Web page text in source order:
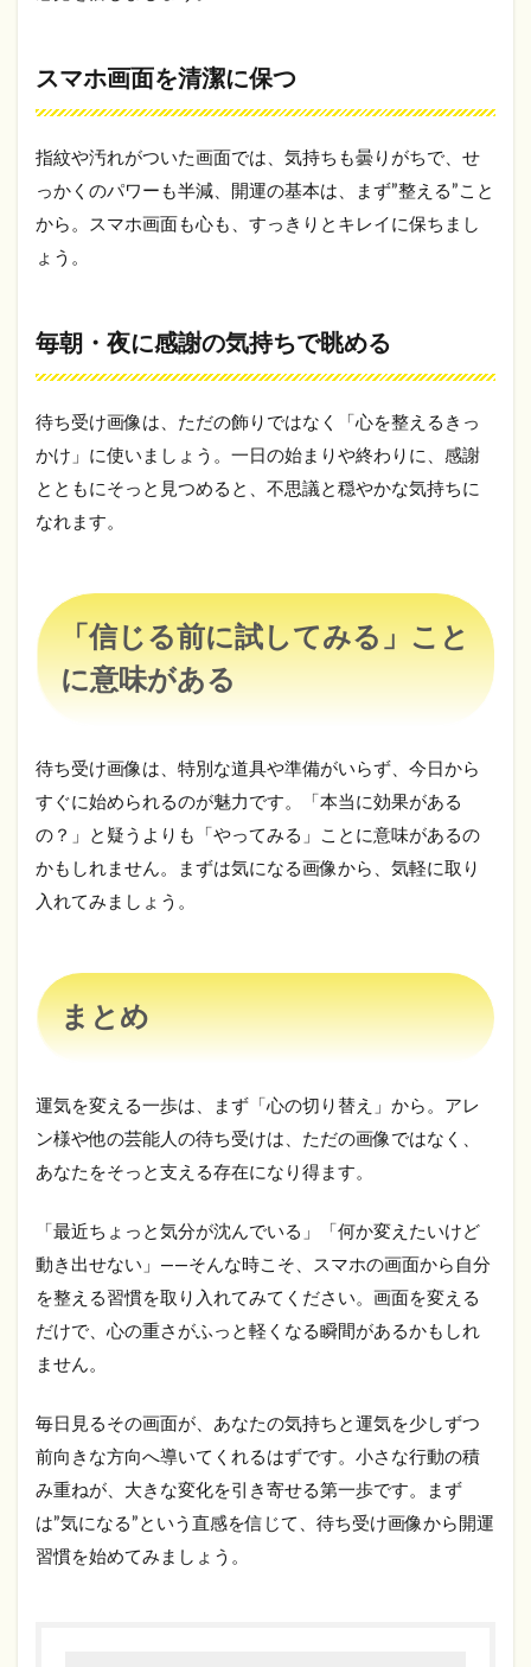
スマホ画面を清潔に保つ
指紋や汚れがついた画面では、気持ちも曇りがちで、せ
っかくのパワーも半減、開運の基本は、まず”整える”こと
から。スマホ画面も心も、すっきりとキレイに保ちまし
ょう。
毎朝・夜に感謝の気持ちで眺める
待ち受け画像は、ただの飾りではなく「心を整えるきっ
かけ」に使いましょう。一日の始まりや終わりに、感謝
とともにそっと見つめると、不思議と穏やかな気持ちに
なれます。
「信じる前に試してみる」こと
に意味がある
待ち受け画像は、特別な道具や準備がいらず、今日から
すぐに始められるのが魅力です。「本当に効果がある
の？」と疑うよりも「やってみる」ことに意味があるの
かもしれません。まずは気になる画像から、気軽に取り
入れてみましょう。
まとめ
運気を変える一歩は、まず「心の切り替え」から。アレ
ン様や他の芸能人の待ち受けは、ただの画像ではなく、
あなたをそっと支える存在になり得ます。
「最近ちょっと気分が沈んでいる」「何か変えたいけど
動き出せない」――そんな時こそ、スマホの画面から自分
を整える習慣を取り入れてみてください。画面を変える
だけで、心の重さがふっと軽くなる瞬間があるかもしれ
ません。
毎日見るその画面が、あなたの気持ちと運気を少しずつ
前向きな方向へ導いてくれるはずです。小さな行動の積
み重ねが、大きな変化を引き寄せる第一歩です。まず
は”気になる”という直感を信じて、待ち受け画像から開運
習慣を始めてみましょう。